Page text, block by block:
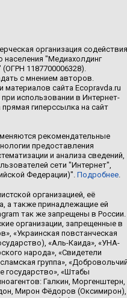
организация содействия
"Медиахолдинг
1187700006328).
с мнением авторов.
материалов сайта Ecopravda.ru
использовании в Интернет-
прямая гиперссылка на сайт
рекомендательные
предоставления
и анализа сведений,
сети "Интернет",
Федерации)". Подробнее.
организацией, её
а также принадлежащие ей
так же запрещены в России.
организации, запрещенные в
«Украинская повстанческая
«Аль-Каида», «УНА-
народа», «Свидетели
группа»,
государство», «Штабы
Галкин, Моргенштерн,
Мирон Фёдоров (Оксимирон),